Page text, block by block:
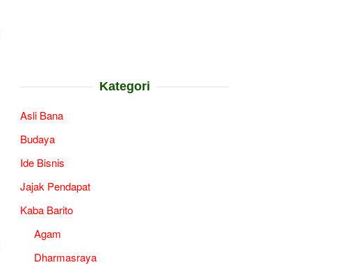
Kategori
Asli Bana
Budaya
Ide Bisnis
Jajak Pendapat
Kaba Barito
Agam
Dharmasraya